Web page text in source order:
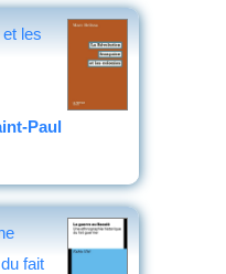
les
Paul
fait